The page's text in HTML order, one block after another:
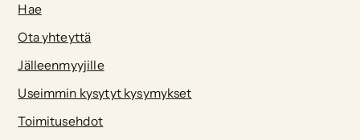
Hae
Ota yhteyttä
Jälleenmyyjille
Useimmin kysytyt kysymykset
Toimitusehdot